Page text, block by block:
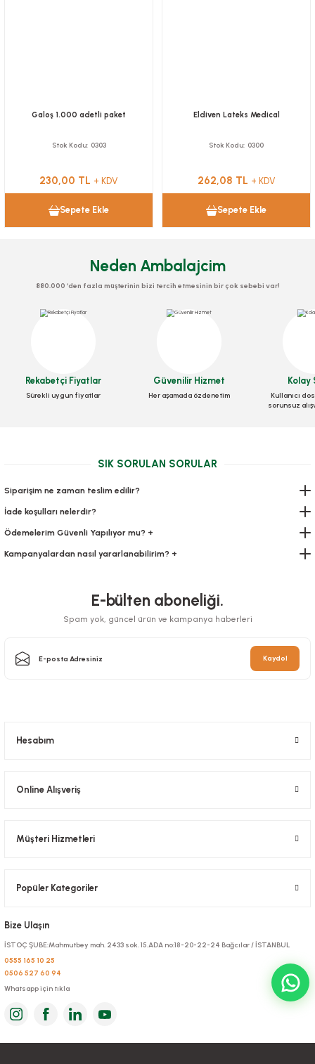
Galoş 1.000 adetli paket
Stok Kodu 0303
230,00 TL+ KDV
Sepete Ekle
Eldiven Lateks Medical
Stok Kodu 0300
262,08 TL+ KDV
Sepete Ekle
Neden Ambalajcim
880.000 ‘den fazla müşterinin bizi tercih etmesinin bir çok sebebi var!
Rekabetçi Fiyatlar
Sürekli uygun fiyatlar
Güvenilir Hizmet
Her aşamada özdenetim
Kolay
Kullanıcı
sorunsuz
SIK SORULAN SORULAR
Siparişim ne zaman teslim edilir?
İade koşulları nelerdir?
Ödemelerim Güvenli Yapılıyor mu? +
Kampanyalardan nasıl yararlanabilirim? +
E-bülten aboneliği.
Spam yok, güncel ürün ve kampanya haberleri
Kaydol
Hesabım
Online Alışveriş
Müşteri Hizmetleri
Popüler Kategoriler
Bize Ulaşın
İSTOÇ ŞUBE:Mahmutbey mah. 2433 sok. 15.ADA no:18-20-22-24 Bağcılar / İSTANBUL
0555 165 10 25
0506 527 60 94
Whatsapp için tıkla